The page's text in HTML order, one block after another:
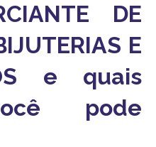
DE
E
e quais
pode